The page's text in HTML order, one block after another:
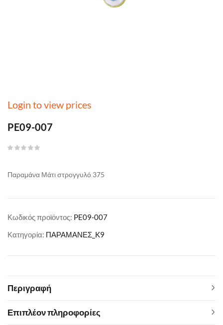
Login to view prices
PE09-007
Παραμάνα Μάτι στρογγυλό 375
Κωδικός προϊόντος: PE09-007
Κατηγορία: ΠΑΡΑΜΑΝΕΣ_K9
Περιγραφή
Επιπλέον πληροφορίες